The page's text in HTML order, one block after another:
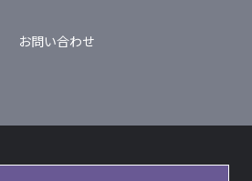
お問い合わせ